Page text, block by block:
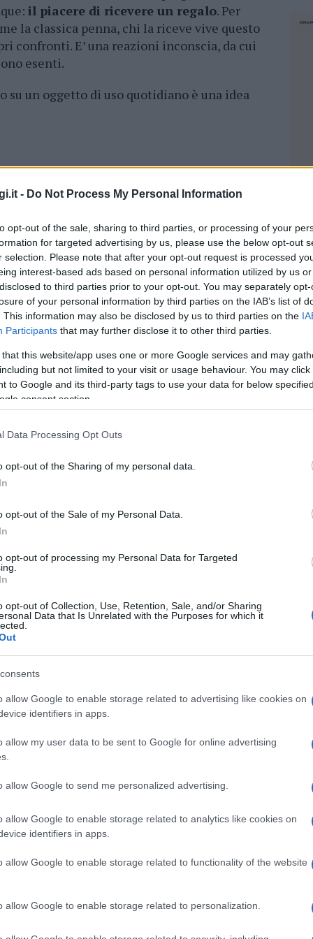
- Do Not Process My Personal Information
opt-out of the sale, sharing to third parties, or processing of your
for targeted advertising by us, please use the below opt-out
selection. Please note that after your opt-out request is processed
interest-based ads based on personal information utilized by us
to third parties prior to your opt-out. You may separately
of your personal information by third parties on the IAB’s list of
This information may also be disclosed by us to third parties on the
Participants that may further disclose it to other third parties.
that this website/app uses one or more Google services and may
but not limited to your visit or usage behaviour. You may
to Google and its third-party tags to use your data for below
consent section.
Data Processing Opt Outs
opt-out of the Sharing of my personal data.
opt-out of the Sale of my Personal Data.
opt-out of processing my Personal Data for Targeted
opt-out of Collection, Use, Retention, Sale, and/or Sharing
Data that Is Unrelated with the Purposes for which it
allow Google to enable storage related to advertising like cookies on
identifiers in apps.
allow my user data to be sent to Google for online advertising
allow Google to send me personalized advertising.
allow Google to enable storage related to analytics like cookies on
identifiers in apps.
allow Google to enable storage related to functionality of the website
allow Google to enable storage related to personalization.
il piacere di ricevere un regalo. Per
la classica penna, chi la riceve vive questo
confronti. E’ una reazioni inconscia, da cui
esenti.
su un oggetto di uso quotidiano è una idea
regalo sarebbe ben accetto a prescindere, ma
serve a mantenere l’attenzione sul nome
valutare comeinserire il proprio
Tutti elementi che non devono essere
alla vista. Per ricevere i suggerimenti
chiedere consiglio agli esperti di
catalogo di gadget personalizzabili; il suo
ogni richiesta. E’ possibile valutare l’ampia
alle diversecategorie commerciali, così da
clientela. Oppure cercare in base agli
una fiera o per un convegno.
sul gadgetfunzionerà da “anchor”.
anche nella PNL, che permette di
come anche a un suono o a un
innato, che si può stimolare conoscendone
distribuiti nelle grandi fiere, dove passano
stand sia interessante, la quantità di
creare confusione nella mente dei
all’azienda di andare a casa delle
ricordare a lungo termine.
e utile
oltre che simpatico o esteticamente
regalato ha uno scopo preciso, il cliente lo
spesso il suo sguardo cadrà sul logo
che si deve scegliere il gadget migliore,
la stagionalità.Con l’arrivo
articoli pensati per la spiaggia sono
che in famiglia si conservano per
personalizzabili con il proprio logo e i
le famiglie con bambini, sul sito di higift
più divertenti ed economiche come i
ma anche più apprezzate, come gli